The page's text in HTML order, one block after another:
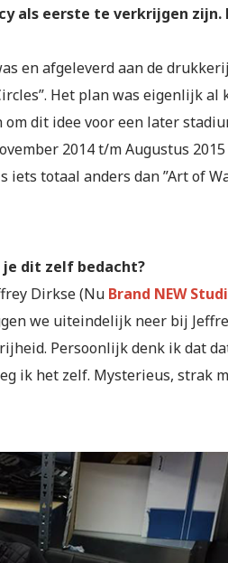
als eerste te verkrijgen
en afgeleverd aan de
Het plan was eigenlijk al
dit idee voor een later
2014 t/m Augustus
totaal anders dan ”Art of
dit zelf bedacht?
Dirkse (Nu Brand NEW
we uiteindelijk neer bij
Persoonlijk denk ik dat
ik het zelf. Mysterieus, strak